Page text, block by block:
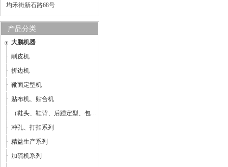
均禾街新石路68号
产品分类
大鹏机器
削皮机
折边机
靴面定型机
贴布机、贴合机
（鞋头、鞋背、后踵定型、包子鞋整型机）定型机
冲孔、打扣系列
精益生产系列
加硫机系列